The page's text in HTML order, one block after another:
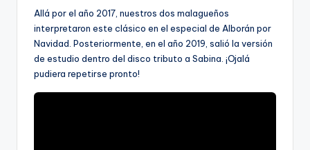
Allá por el año 2017, nuestros dos malagueños
interpretaron este clásico en el especial de Alborán por
Navidad. Posteriormente, en el año 2019, salió la versión
de estudio dentro del disco tributo a Sabina. ¡Ojalá
pudiera repetirse pronto!